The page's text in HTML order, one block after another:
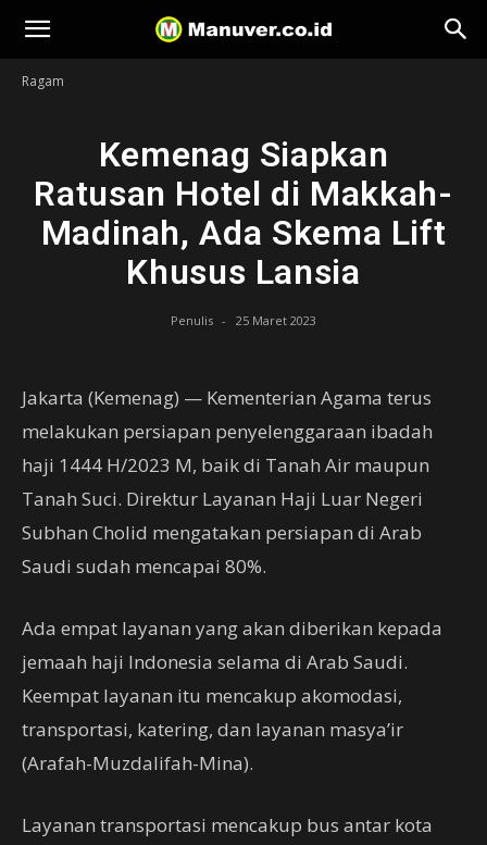
Manuver
Ragam
Kemenag Siapkan
Ratusan Hotel di Makkah-
Madinah, Ada Skema Lift
Khusus Lansia
Penulis - 25 Maret 2023
Jakarta (Kemenag) — Kementerian Agama terus
melakukan persiapan penyelenggaraan ibadah
haji 1444 H/2023 M, baik di Tanah Air maupun
Tanah Suci. Direktur Layanan Haji Luar Negeri
Subhan Cholid mengatakan persiapan di Arab
Saudi sudah mencapai 80%.
Ada empat layanan yang akan diberikan kepada
jemaah haji Indonesia selama di Arab Saudi.
Keempat layanan itu mencakup akomodasi,
transportasi, katering, dan layanan masya’ir
(Arafah-Muzdalifah-Mina).
Layanan transportasi mencakup bus antar kota